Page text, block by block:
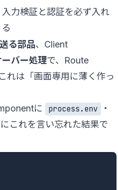
入力検証と認証を必ず入れ
る
る部品、Client
バー処理で、Route
れは「画面専用に薄く作っ
に
process.env
・
これを言い忘れた結果で